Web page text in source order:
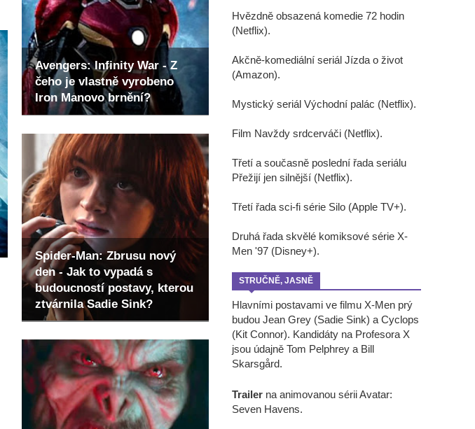
Avengers: Infinity War - Z
čeho je vlastně vyrobeno
Iron Manovo brnění?
Spider-Man: Zbrusu nový
den - Jak to vypadá s
budoucností postavy, kterou
ztvárnila Sadie Sink?
Hvězdně obsazená komedie 72 hodin
(Netflix).
Akčně-komediální seriál Jízda o život
(Amazon).
Mystický seriál Východní palác (Netflix).
Film Navždy srdcerváči (Netflix).
Třetí a současně poslední řada seriálu
Přežijí jen silnější (Netflix).
Třetí řada sci-fi série Silo (Apple TV+).
Druhá řada skvělé komiksové série X-
Men '97 (Disney+).
STRUČNĚ, JASNĚ
Hlavními postavami ve filmu X-Men prý
budou Jean Grey (Sadie Sink) a Cyclops
(Kit Connor). Kandidáty na Profesora X
jsou údajně Tom Pelphrey a Bill
Skarsgård.
Trailer na animovanou sérii Avatar:
Seven Havens.